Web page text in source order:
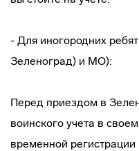
- Для иногородних
Зеленоград) и МО):
Перед приездом в
воинского учета в
временной